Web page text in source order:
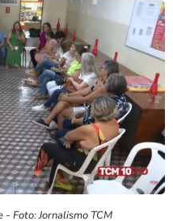
- Foto: Jornalismo TCM